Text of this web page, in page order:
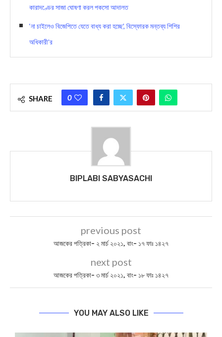
কারাদণ্ডের সাজা ঘোষণা করল পকসো আদালত
‘না চাইলেও বিজেপিতে যেতে বাধ্য করা হচ্ছে’, বিস্ফোরক মন্তব্য শিশির
অধিকারী’র
SHARE 0
BIPLABI SABYASACHI
previous post
আজকের পত্রিকা- ২ মার্চ ২০২১, বাং- ১৭ ফাঃ ১৪২৭
next post
আজকের পত্রিকা- ৩ মার্চ ২০২১, বাং- ১৮ ফাঃ ১৪২৭
YOU MAY ALSO LIKE